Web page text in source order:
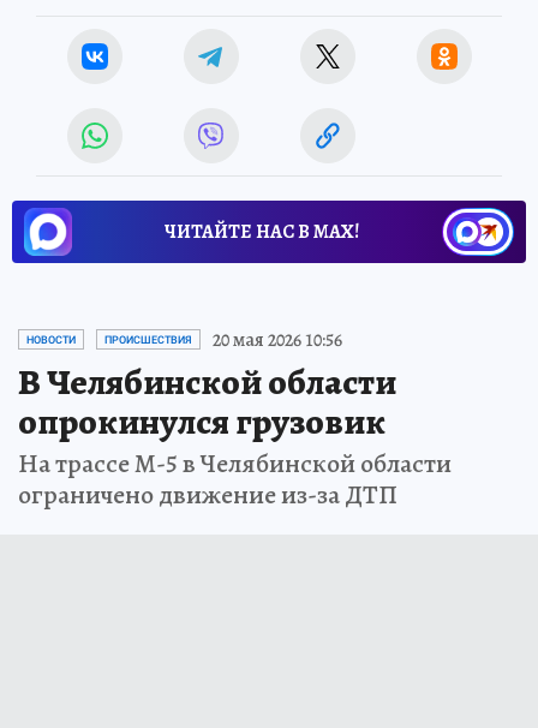
ЧИТАЙТЕ НАС В МАХ!
НОВОСТИ ПРОИСШЕСТВИЯ 20 мая 2026 10:56
В Челябинской области
опрокинулся грузовик
На трассе М-5 в Челябинской области
ограничено движение из-за ДТП